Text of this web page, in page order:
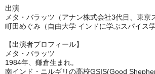
出演
メタ・バラッツ（アナン株式会社3代目、東京
町田めぐみ（自由大学 インドに学ぶスパイス
【出演者プロフィール】
メタ・バラッツ
1984年、鎌倉生まれ。
南インド・ニルギリの高校GSIS(Good